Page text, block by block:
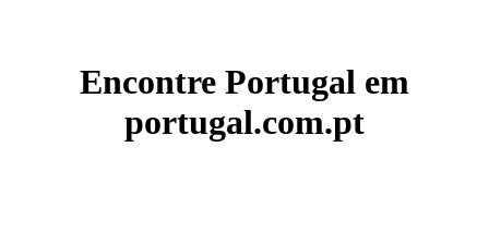
Encontre Portugal em
portugal.com.pt